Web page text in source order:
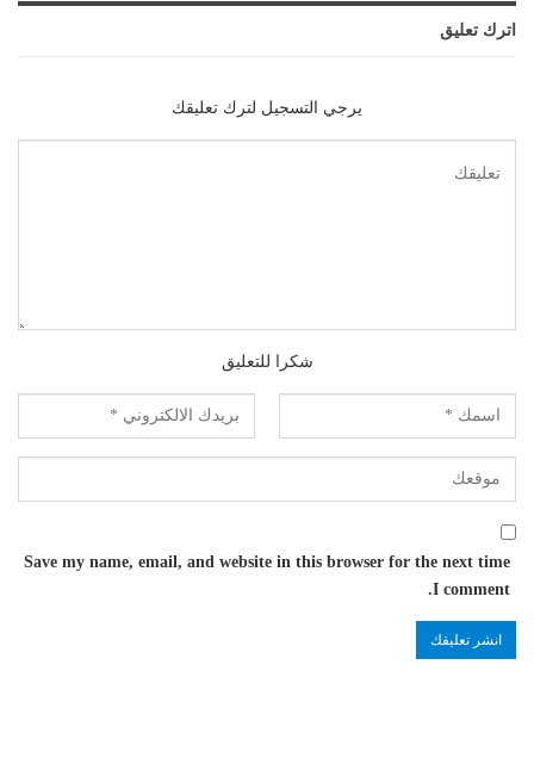
اترك تعليق
يرجي التسجيل لترك تعليقك
شكرا للتعليق
Save my name, email, and website in this browser for the next time
I comment.